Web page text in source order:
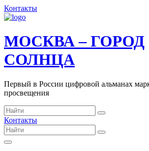
Контакты
МОСКВА – ГОРОД
СОЛНЦА
Первый в России цифровой альманах
просвещения
Контакты